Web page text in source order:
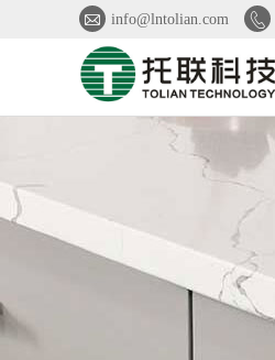
 info@lntolian.com 